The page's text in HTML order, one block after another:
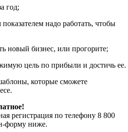
год;
надо работать, чтобы
новый бизнес, или прогорите;
цель по прибыли и достичь ее.
которые сможете
регистрация по телефону 8 800
форму ниже.